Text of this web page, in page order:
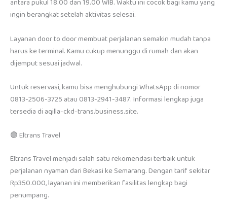
antara pukul 18.00 dan 19.00 WIB. Waktu ini cocok bagi kamu yang
ingin berangkat setelah aktivitas selesai.
Layanan door to door membuat perjalanan semakin mudah tanpa
harus ke terminal. Kamu cukup menunggu di rumah dan akan
dijemput sesuai jadwal.
Untuk reservasi, kamu bisa menghubungi WhatsApp di nomor
0813-2506-3725 atau 0813-2941-3487. Informasi lengkap juga
tersedia di aqilla-ckd-trans.business.site.
🟣 Eltrans Travel
Eltrans Travel menjadi salah satu rekomendasi terbaik untuk
perjalanan nyaman dari Bekasi ke Semarang. Dengan tarif sekitar
Rp350.000, layanan ini memberikan fasilitas lengkap bagi
penumpang.